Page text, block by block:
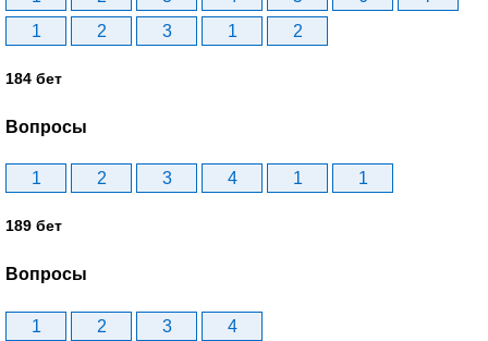
1
2 3 1 2
184 бет
Вопросы
1 2 3 4 1 1
189 бет
Вопросы
1 2 3 4